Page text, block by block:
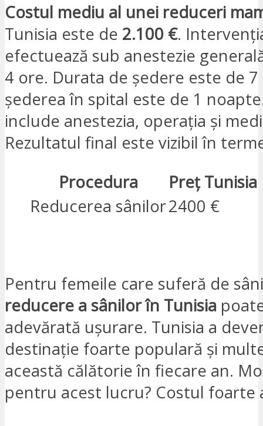
Costul mediu al unei reduceri
Tunisia este de 2.100 €.
efectuează sub anestezie
4 ore. Durata de ședere este de 7
șederea în spital este de 1
include anestezia, operația și
Rezultatul final este vizibil în
Procedura
Preț Tunisia
Reducerea sânilor2400 €
Pentru femeile care suferă de
reducere a sânilor în Tunisia
adevărată ușurare. Tunisia a
destinație foarte populară și
această călătorie în fiecare an.
pentru acest lucru? Costul foarte